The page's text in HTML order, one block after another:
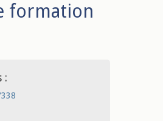
formation
: